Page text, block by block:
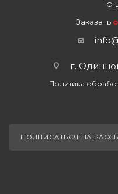
Заказать
г.
Политика
ПОДПИСАТЬСЯ НА